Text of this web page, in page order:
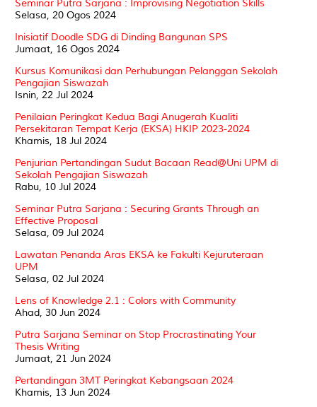
Seminar Putra Sarjana : Improvising Negotiation Skills
Selasa, 20 Ogos 2024
Inisiatif Doodle SDG di Dinding Bangunan SPS
Jumaat, 16 Ogos 2024
Kursus Komunikasi dan Perhubungan Pelanggan Sekolah
Pengajian Siswazah
Isnin, 22 Jul 2024
Penilaian Peringkat Kedua Bagi Anugerah Kualiti
Persekitaran Tempat Kerja (EKSA) HKIP 2023-2024
Khamis, 18 Jul 2024
Penjurian Pertandingan Sudut Bacaan Read@Uni UPM di
Sekolah Pengajian Siswazah
Rabu, 10 Jul 2024
Seminar Putra Sarjana : Securing Grants Through an
Effective Proposal
Selasa, 09 Jul 2024
Lawatan Penanda Aras EKSA ke Fakulti Kejuruteraan
UPM
Selasa, 02 Jul 2024
Lens of Knowledge 2.1 : Colors with Community
Ahad, 30 Jun 2024
Putra Sarjana Seminar on Stop Procrastinating Your
Thesis Writing
Jumaat, 21 Jun 2024
Pertandingan 3MT Peringkat Kebangsaan 2024
Khamis, 13 Jun 2024